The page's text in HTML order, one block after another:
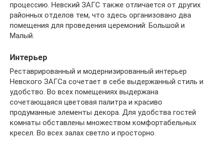
процессию. Невский ЗАГС также отличается от других
районных отделов тем, что здесь организовано два
помещения для проведения церемоний: Большой и
Малый.
Интерьер
Реставрированный и модернизированный интерьер
Невского ЗАГСа сочетает в себе выдержанный стиль и
удобство. Во всех помещениях выдержана
сочетающаяся цветовая палитра и красиво
продуманные элементы декора. Для удобства гостей
комнаты обставлены множеством комфортабельных
кресел. Во всех залах светло и просторно.